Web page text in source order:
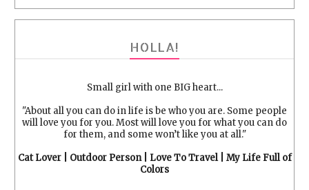
HOLLA!
Small girl with one BIG heart...
"About all you can do in life is be who you are. Some people
will love you for you. Most will love you for what you can do
for them, and some won’t like you at all."
Cat Lover | Outdoor Person | Love To Travel | My Life Full of
Colors